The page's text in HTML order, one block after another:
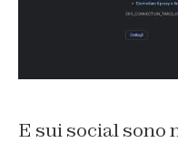
E sui social sono